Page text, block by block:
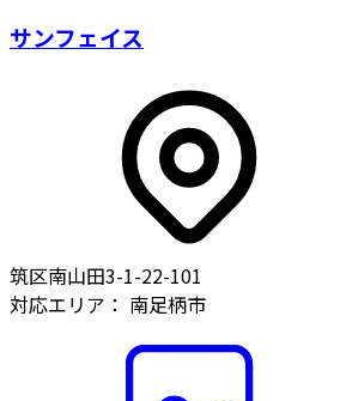
サンフェイス
筑区南山田3-1-22-101
対応エリア： 南足柄市